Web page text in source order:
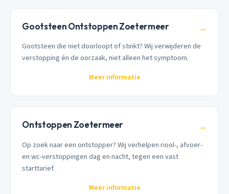
Gootsteen Ontstoppen Zoetermeer →
Gootsteen die niet doorloopt of stinkt? Wij verwijderen de
verstopping én de oorzaak, niet alleen het symptoom.
Meer informatie
Ontstoppen Zoetermeer →
Op zoek naar een ontstopper? Wij verhelpen riool-, afvoer-
en wc-verstoppingen dag en nacht, tegen een vast
starttarief.
Meer informatie